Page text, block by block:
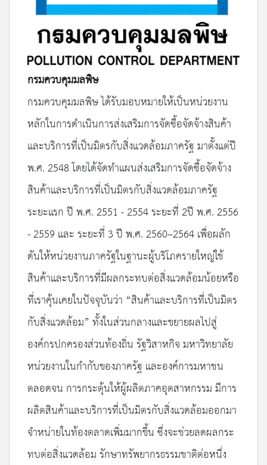
กรมควบคุมมลพิษ
กรมควบคุมมลพิษ ได้รับมอบหมายให้เป็นหน่วยงาน
หลักในการดำเนินการส่งเสริมการจัดซื้อจัดจ้างสินค้า
และบริการที่เป็นมิตรกับสิ่งแวดล้อมภาครัฐ มาตั้งแต่ปี
พ.ศ. 2548 โดยได้จัดทำแผนส่งเสริมการจัดซื้อจัดจ้าง
สินค้าและบริการที่เป็นมิตรกับสิ่งแวดล้อมภาครัฐ
ระยะแรก ปี พ.ศ. 2551 - 2554 ระยะที่ 2ปี พ.ศ. 2556
- 2559 และ ระยะที่ 3 ปี พ.ศ. 2560–2564 เพื่อผลัก
ดันให้หน่วยงานภาครัฐในฐานะผู้บริโภครายใหญ่ใช้
สินค้าและบริการที่มีผลกระทบต่อสิ่งแวดล้อมน้อยหรือ
ที่เราคุ้นเคยในปัจจุบันว่า “สินค้าและบริการที่เป็นมิตร
กับสิ่งแวดล้อม” ทั้งในส่วนกลางและขยายผลไปสู่
องค์กรปกครองส่วนท้องถิ่น รัฐวิสาหกิจ มหาวิทยาลัย
หน่วยงานในกำกับของภาครัฐ และองค์การมหาชน
ตลอดจน การกระตุ้นให้ผู้ผลิตภาคอุตสาหกรรม มีการ
ผลิตสินค้าและบริการที่เป็นมิตรกับสิ่งแวดล้อมออกมา
จำหน่ายในท้องตลาดเพิ่มมากขึ้น ซึ่งจะช่วยลดผลกระ
ทบต่อสิ่งแวดล้อม รักษาทรัพยากรธรรมชาติต่อหนึ่ง